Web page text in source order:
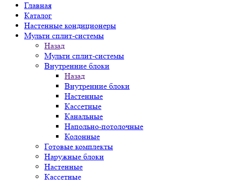
Главная
Каталог
Настенные кондиционеры
Мульти сплит-системы
Назад
Мульти сплит-системы
Внутренние блоки
Назад
Внутренние блоки
Настенные
Кассетные
Канальные
Напольно-потолочные
Колонные
Готовые комплекты
Наружные блоки
Настенные
Кассетные